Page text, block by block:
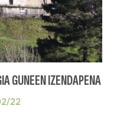
GUNEEN IZENDAPENA
22